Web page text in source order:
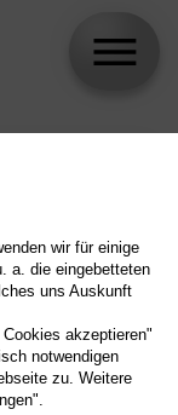
wir für einige
a. die eingebetteten
uns Auskunft
akzeptieren"
notwendigen
zu. Weitere